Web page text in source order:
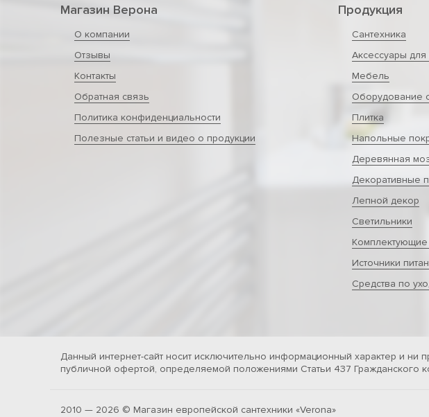
Магазин Верона
О компании
Отзывы
Контакты
Обратная связь
Политика конфиденциальности
Полезные статьи и видео о продукции
Продукция
Сантехника
Аксессуары
Мебель
Оборудование
Плитка
Напольные
Деревянная
Декоративные
Лепной декор
Светильники
Комплектующие
Источники
Средства по
Данный интернет-сайт носит исключительно информационный характер и
публичной офертой, определяемой положениями Статьи 437 Гражданского
2010 — 2026 © Магазин европейской сантехники «Verona»